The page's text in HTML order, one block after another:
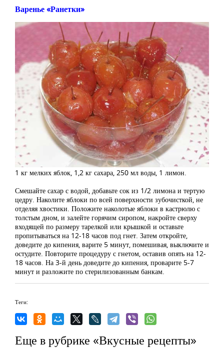
Варенье «Ранетки»
1 кг мелких яблок, 1,2 кг сахара, 250 мл воды, 1 лимон.
Смешайте сахар с водой, добавьте сок из 1/2 лимона и тертую
цедру. Наколите яблоки по всей поверхности зубочисткой, не
отделяя хвостики. Положите наколотые яблоки в кастрюлю с
толстым дном, и залейте горячим сиропом, накройте сверху
входящей по размеру тарелкой или крышкой и оставьте
пропитываться на 12-18 часов под гнет. Затем откройте,
доведите до кипения, варите 5 минут, помешивая, выключите и
остудите. Повторите процедуру с гнетом, оставив опять на 12-
18 часов. На 3-й день доведите до кипения, проварите 5-7
минут и разложите по стерилизованным банкам.
Теги:
Еще в рубрике «Вкусные рецепты»